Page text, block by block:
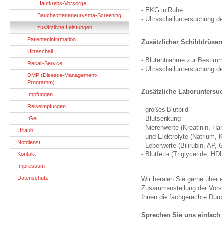
Hautkrebs-Vorsorge
Bauchaortenaneurysma-Screening
zusätzliche Leistungen
Patienteninformation
Ultraschall
Recall-Service
DMP (Disease-Management-
Programm)
Impfungen
Reiseimpfungen
IGeL
Urlaub
Notdienst
Kontakt
Impressum
Datenschutz
- EKG in Ruhe
- Ultraschalluntersuchung
Zusätzlicher
- Blutentnahme zur
- Ultraschalluntersuchung
Zusätzliche
- großes Blutbild
- Blutsenkung
- Nierenwerte (Kreatinin,
und Elektrolyte (Natrium,
- Leberwerte (Bilirubin, AP,
- Blutfette (Triglyceride,
Wir beraten Sie gerne über
Zusammenstellung der
Ihnen die fachgerechte
Sprechen Sie uns